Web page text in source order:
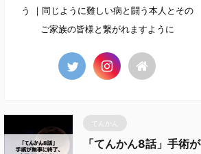
う ｜同じように難しい病と闘う本人とその
ご家族の皆様と繋がれますように
てんかん
「てんかん8話」手術が